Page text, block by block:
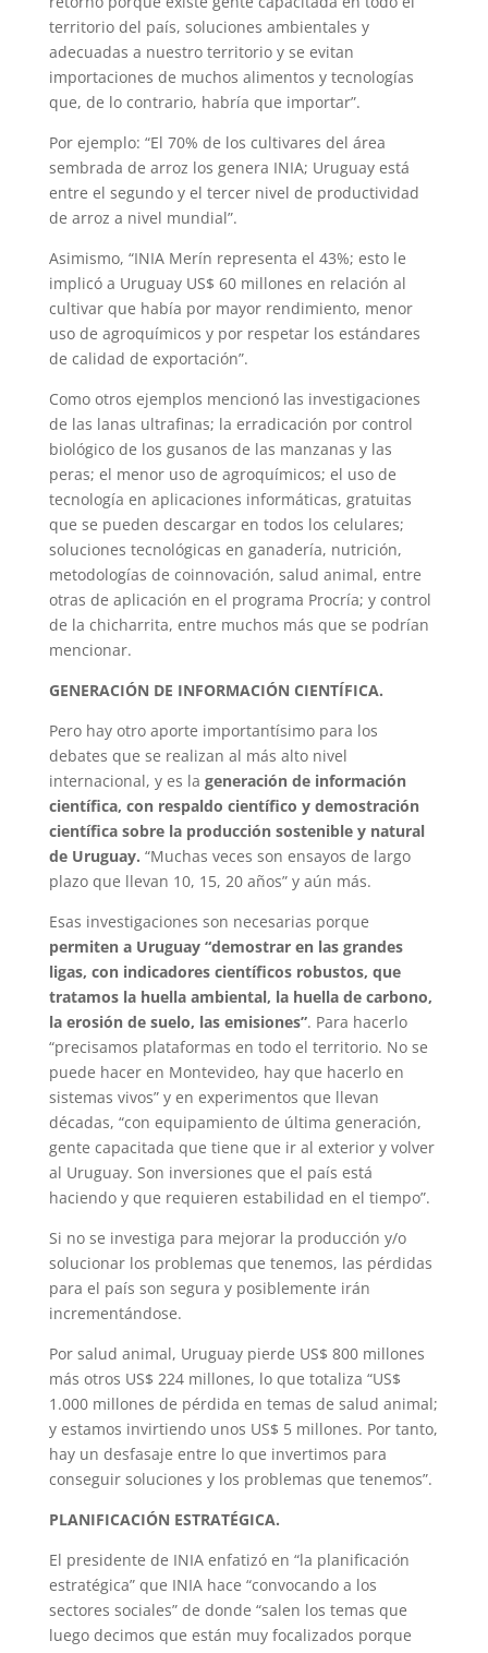
territorio del país, soluciones ambientales y
adecuadas a nuestro territorio y se evitan
importaciones de muchos alimentos y tecnologías
que, de lo contrario, habría que importar”.
Por ejemplo: “El 70% de los cultivares del área
sembrada de arroz los genera INIA; Uruguay está
entre el segundo y el tercer nivel de productividad
de arroz a nivel mundial”.
Asimismo, “INIA Merín representa el 43%; esto le
implicó a Uruguay US$ 60 millones en relación al
cultivar que había por mayor rendimiento, menor
uso de agroquímicos y por respetar los estándares
de calidad de exportación”.
Como otros ejemplos mencionó las investigaciones
de las lanas ultrafinas; la erradicación por control
biológico de los gusanos de las manzanas y las
peras; el menor uso de agroquímicos; el uso de
tecnología en aplicaciones informáticas, gratuitas
que se pueden descargar en todos los celulares;
soluciones tecnológicas en ganadería, nutrición,
metodologías de coinnovación, salud animal, entre
otras de aplicación en el programa Procría; y control
de la chicharrita, entre muchos más que se podrían
mencionar.
GENERACIÓN DE INFORMACIÓN CIENTÍFICA.
Pero hay otro aporte importantísimo para los
debates que se realizan al más alto nivel
internacional, y es la generación de información
científica, con respaldo científico y demostración
científica sobre la producción sostenible y natural
de Uruguay. “Muchas veces son ensayos de largo
plazo que llevan 10, 15, 20 años” y aún más.
Esas investigaciones son necesarias porque
permiten a Uruguay “demostrar en las grandes
ligas, con indicadores científicos robustos, que
tratamos la huella ambiental, la huella de carbono,
la erosión de suelo, las emisiones”. Para hacerlo
“precisamos plataformas en todo el territorio. No se
puede hacer en Montevideo, hay que hacerlo en
sistemas vivos” y en experimentos que llevan
décadas, “con equipamiento de última generación,
gente capacitada que tiene que ir al exterior y volver
al Uruguay. Son inversiones que el país está
haciendo y que requieren estabilidad en el tiempo”.
Si no se investiga para mejorar la producción y/o
solucionar los problemas que tenemos, las pérdidas
para el país son segura y posiblemente irán
incrementándose.
Por salud animal, Uruguay pierde US$ 800 millones
más otros US$ 224 millones, lo que totaliza “US$
1.000 millones de pérdida en temas de salud animal;
y estamos invirtiendo unos US$ 5 millones. Por tanto,
hay un desfasaje entre lo que invertimos para
conseguir soluciones y los problemas que tenemos”.
PLANIFICACIÓN ESTRATÉGICA.
El presidente de INIA enfatizó en “la planificación
estratégica” que INIA hace “convocando a los
sectores sociales” de donde “salen los temas que
luego decimos que están muy focalizados porque